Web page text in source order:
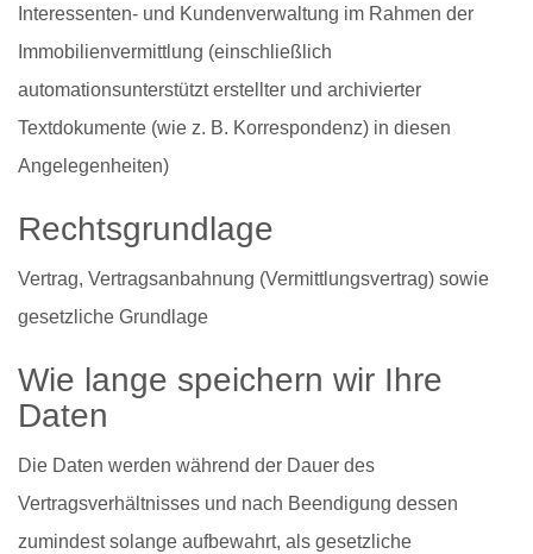
Interessenten- und Kundenverwaltung im Rahmen der
Immobilienvermittlung (einschließlich
automationsunterstützt erstellter und archivierter
Textdokumente (wie z. B. Korrespondenz) in diesen
Angelegenheiten)
Rechtsgrundlage
Vertrag, Vertragsanbahnung (Vermittlungsvertrag) sowie
gesetzliche Grundlage
Wie lange speichern wir Ihre
Daten
Die Daten werden während der Dauer des
Vertragsverhältnisses und nach Beendigung dessen
zumindest solange aufbewahrt, als gesetzliche